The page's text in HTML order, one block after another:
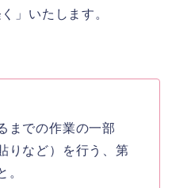
」いたします。
までの作業の一部
りなど）を行う、第
。